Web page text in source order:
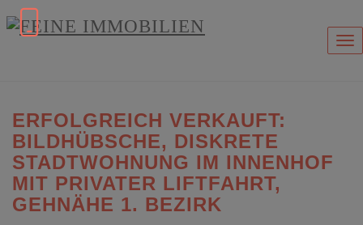
ERFOLGREICH VERKAUFT:
BILDHÜBSCHE, DISKRETE
STADTWOHNUNG IM INNENHOF
MIT PRIVATER LIFTFAHRT,
GEHNÄHE 1. BEZIRK